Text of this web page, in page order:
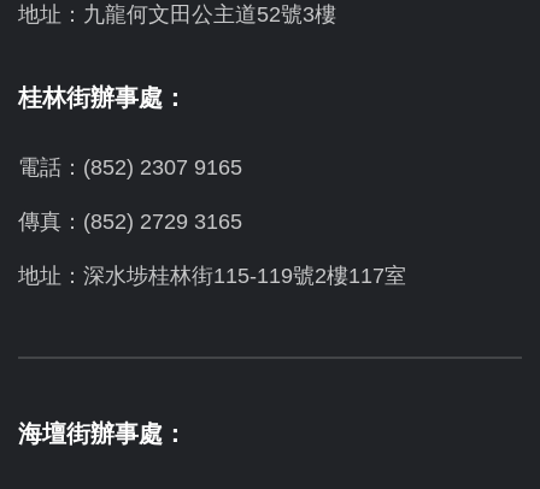
地址：九龍何文田公主道52號3樓
桂林街辦事處：
電話：(852) 2307 9165
傳真：(852) 2729 3165
地址：深水埗桂林街115-119號2樓117室
海壇街辦事處：